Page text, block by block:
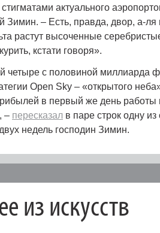
актуального
Зимин. – Есть, правда, двор, а‑ля
растут высоченные
кстати говоря».
четыре с половиной миллиарда
Open Sky – «открытого
в первый же день работы
– пересказал в паре строк одну
недель господин Зимин.
из искусств